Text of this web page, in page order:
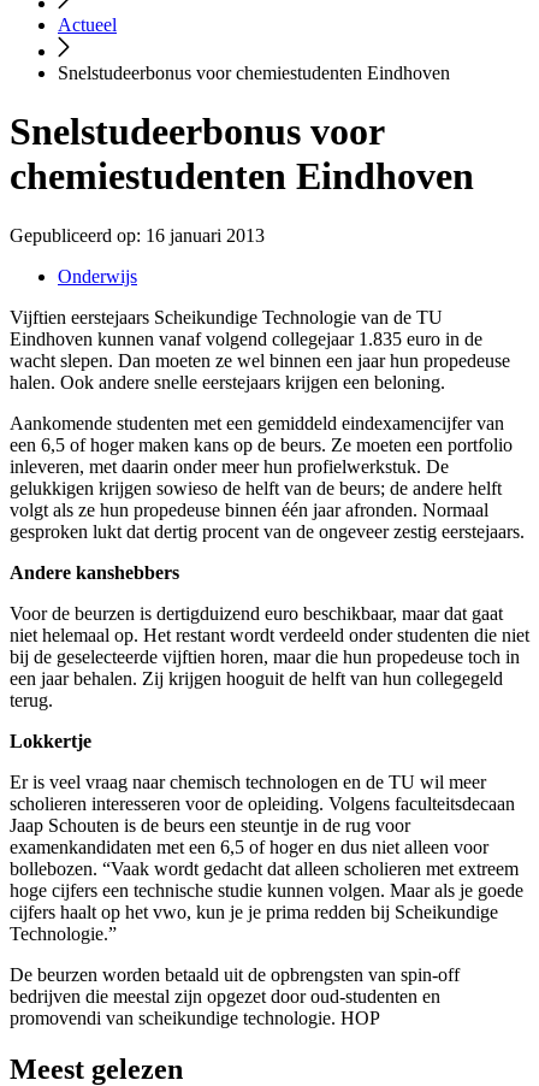
Actueel
Snelstudeerbonus voor chemiestudenten Eindhoven
Snelstudeerbonus voor
chemiestudenten Eindhoven
Gepubliceerd op: 16 januari 2013
Onderwijs
Vijftien eerstejaars Scheikundige Technologie van de TU
Eindhoven kunnen vanaf volgend collegejaar 1.835 euro in de
wacht slepen. Dan moeten ze wel binnen een jaar hun propedeuse
halen. Ook andere snelle eerstejaars krijgen een beloning.
Aankomende studenten met een gemiddeld eindexamencijfer van
een 6,5 of hoger maken kans op de beurs. Ze moeten een portfolio
inleveren, met daarin onder meer hun profielwerkstuk. De
gelukkigen krijgen sowieso de helft van de beurs; de andere helft
volgt als ze hun propedeuse binnen één jaar afronden. Normaal
gesproken lukt dat dertig procent van de ongeveer zestig eerstejaars.
Andere kanshebbers
Voor de beurzen is dertigduizend euro beschikbaar, maar dat gaat
niet helemaal op. Het restant wordt verdeeld onder studenten die niet
bij de geselecteerde vijftien horen, maar die hun propedeuse toch in
een jaar behalen. Zij krijgen hooguit de helft van hun collegegeld
terug.
Lokkertje
Er is veel vraag naar chemisch technologen en de TU wil meer
scholieren interesseren voor de opleiding. Volgens faculteitsdecaan
Jaap Schouten is de beurs een steuntje in de rug voor
examenkandidaten met een 6,5 of hoger en dus niet alleen voor
bollebozen. “Vaak wordt gedacht dat alleen scholieren met extreem
hoge cijfers een technische studie kunnen volgen. Maar als je goede
cijfers haalt op het vwo, kun je je prima redden bij Scheikundige
Technologie.”
De beurzen worden betaald uit de opbrengsten van spin-off
bedrijven die meestal zijn opgezet door oud-studenten en
promovendi van scheikundige technologie. HOP
Meest gelezen